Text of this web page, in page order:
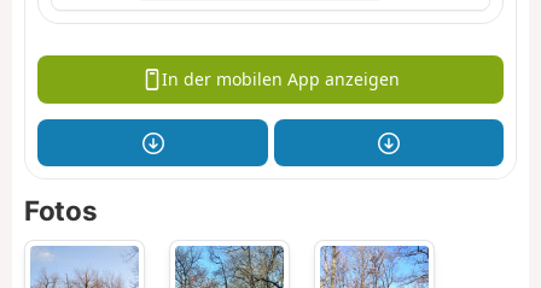
In der mobilen App anzeigen
Fotos